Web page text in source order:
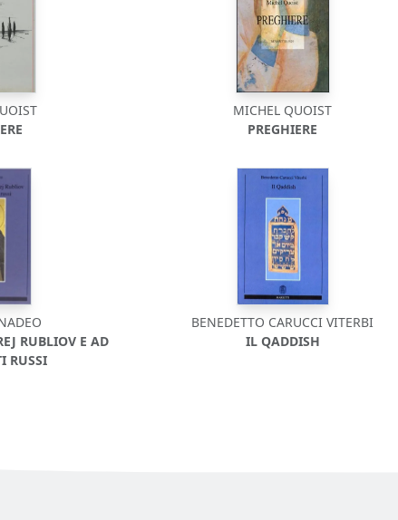
MICHEL QUOIST
PREGHIERE
RUBLIOV E AD
RUSSI
BENEDETTO CARUCCI VITERBI
IL QADDISH